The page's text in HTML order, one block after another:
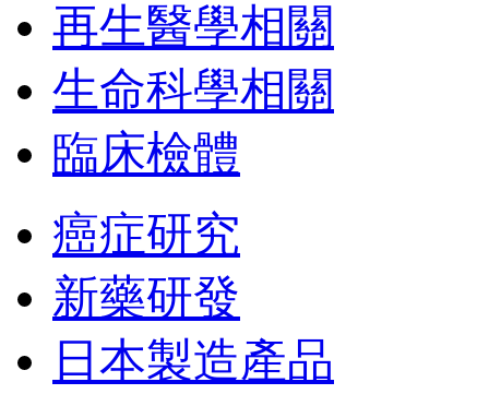
再生醫學相關
生命科學相關
臨床檢體
癌症研究
新藥研發
日本製造產品